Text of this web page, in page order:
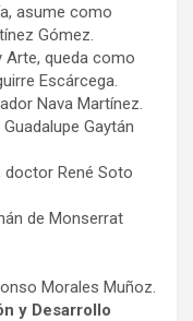
asume como
Gómez.
Arte, queda como
Escárcega.
Nava Martínez.
Gaytán
doctor René Soto
de Monserrat
Morales Muñoz.
y Desarrollo